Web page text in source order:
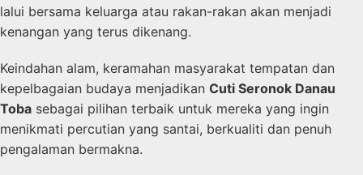
lalui bersama keluarga atau rakan-rakan akan menjadi
kenangan yang terus dikenang.
Keindahan alam, keramahan masyarakat tempatan dan
kepelbagaian budaya menjadikan Cuti Seronok Danau
Toba sebagai pilihan terbaik untuk mereka yang ingin
menikmati percutian yang santai, berkualiti dan penuh
pengalaman bermakna.